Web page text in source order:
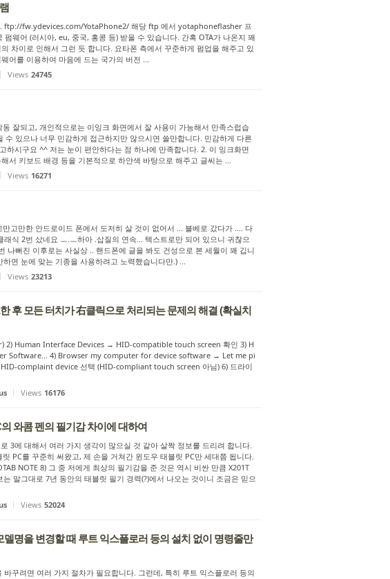
. ftp://fw.ydevices.com/YotaPhone2/ 해당 ftp 에서 yotaphoneflasher 프
웨어 (러시아, eu, 중국, 홍콩 등) 받을 수 있습니다. 간혹 OTA가 나온지 꽤
차이로 인해서 그런 듯 합니다. 요타폰 측에서 꾸준하게 펌업을 해주고 있
어를 이용하여 마음에 드는 국가의 버전 ...
Views 24745
잘되고, 개인적으로는 이잉크 화면에서 잘 사용이 가능해서 만족스럽습
있으나 너무 민감하게 접근하지만 않으시면 쓸만합니다. 민감하게 다른
하시구요 ^^ 저는 눈이 편안하다는 점 하나에 만족합니다. 2. 이 잉크화면
서 키보드 배경 등을 기본적으로 하얀색 바탕으로 해주고 글씨는 ...
Views 16271
고만한 안드로이드 폰에서 도저히 살 것이 없어서 ... 블베로 갔다가 .... 다
식 2번 샀네요 ㅡ.ㅡ하아 .삽질의 연속... 텍스트로만 되어 있으니 귀찮으
나뻐진 이후로는 사실상 .. 핸드폰에 글을 봐도 건성으로 본 세월이 꽤 깁니
면 눈에 맞는 기종을 사용하려고 노력했습니다만.) ...
Views 23213
후 모든 터치가 右클릭으로 처리되는 문제의 해결 (확실치
2) Human Interface Devices → HID-compatible touch screen 확인 3) H
Software... 4) Browser my computer for device software → Let me pi
complaint device 선택 (HID-compliant touch screen 아님) 6) 드라이
Views 16176
와콤 펜의 필기감 차이에 대하여
3에 대해서 여러 가지 생각이 많으실 것 같아 살짝 정보를 드리려 합니다.
PC를 꾸준히 써왔고, 제 손을 거쳐간 윈도우 태블릿 PC만 세대쯤 됩니다.
NOTE 8) 그 중 저에게 최상의 필기감을 준 것은 역시 비싼 만큼 X201T
말그대로 7년 동안의 태블릿 필기 경력(?)에서 나오는 것이니 조금은 믿으
Views 52024
명을 변경할 때 루트 익스플로러 등의 설치 없이 명령줄만
꾸려면 여러 가지 절차가 필요합니다. 그런데, 특히 루트 익스플로러 등의